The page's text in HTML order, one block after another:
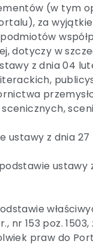
(w tym
za
dotyczy w
z dnia 04
literackich,
z dnia 27
ustawy
nr 153 poz. 1503,
praw do